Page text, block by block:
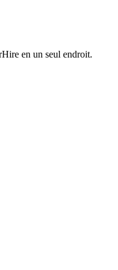
en un seul endroit.